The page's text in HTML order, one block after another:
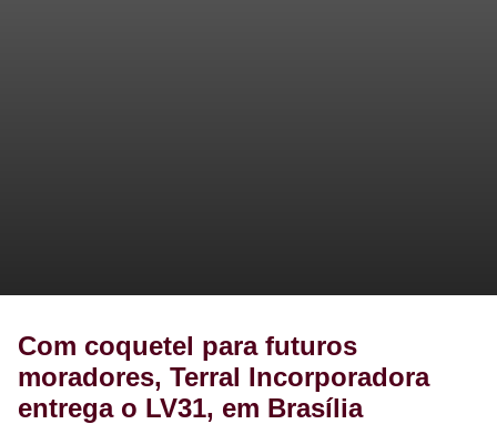
Com coquetel para futuros
moradores, Terral Incorporadora
entrega o LV31, em Brasília